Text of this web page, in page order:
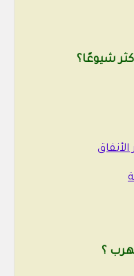
شيوعًا؟
؟